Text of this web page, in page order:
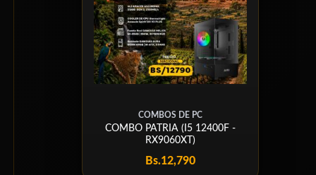
COMBOS DE PC
COMBO PATRIA (I5 12400F -
RX9060XT)
Bs.12,790